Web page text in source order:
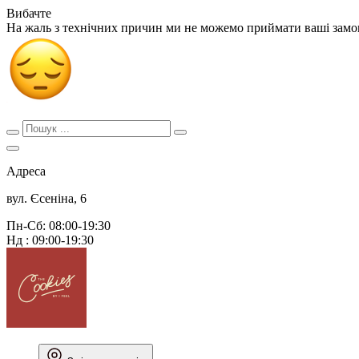
Вибачте
На жаль з технічних причин ми не можемо приймати ваші
Адреса
вул. Єсеніна, 6
Пн-Сб: 08:00-19:30
Нд : 09:00-19:30